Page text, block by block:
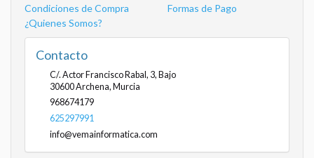
Condiciones de Compra
Formas de Pago
¿Quienes Somos?
Contacto
C/. Actor Francisco Rabal, 3, Bajo
30600Archena, Murcia
968674179
625297991
info@vemainformatica.com